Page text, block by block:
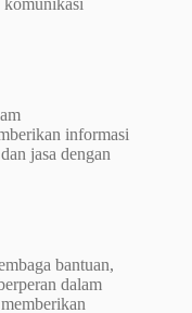
informasi
jasa dengan
bantuan,
dalam